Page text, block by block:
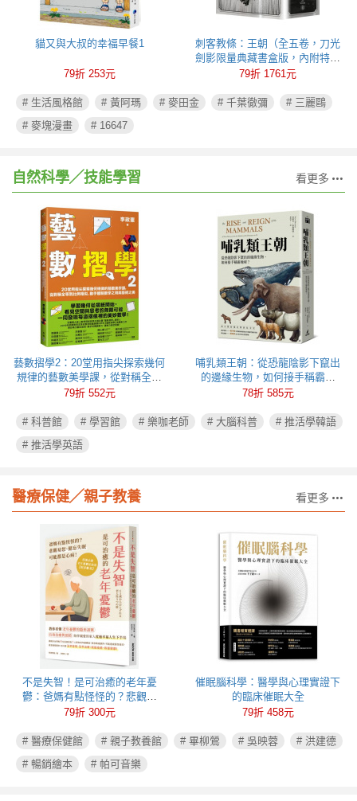
貓又與大叔的幸福早餐1
79折 253元
刺客教條：王朝（全五卷，刀光
劍影限量典藏書盒版，內附特製
刺客水墨古風海報）
79折 1761元
# 生活風格館 # 黃阿瑪 # 麥田金 # 千葉徹彌
# 三麗鷗
# 麥塊漫畫
# 16647
自然科學╱技能學習 看更多
藝數摺學2：20堂用指尖探索幾何
規律的藝數美學課，從對稱全等
到比例相似，動手體驗數學之用
79折 552元
哺乳類王朝：從恐龍陰影下竄出
的邊緣生物，如何接手稱霸地
球？
78折 585元
# 科普館 # 學習館 # 樂咖老師 # 大腦科普
# 推活學韓語
# 推活學英語
醫療保健╱親子教養 看更多
不是失智！是可治癒的老年憂
鬱：爸媽有點怪怪的？悲觀易
怒、健忘失眠可能都是心病！照
79折 300元
催眠腦科學：醫學與心理實證下
的臨床催眠大全
79折 458元
# 醫療保健館 # 親子教養館 # 畢柳鶯 # 吳映蓉
# 洪建德
# 暢銷繪本
# 帕可音樂